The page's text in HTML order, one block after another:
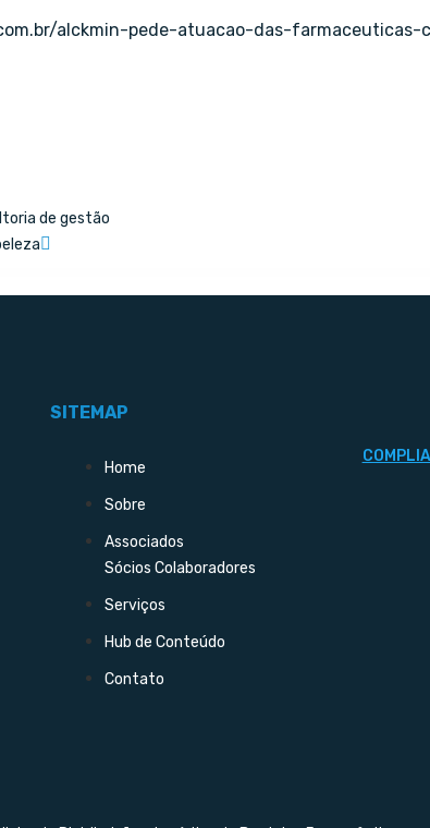
alckmin-pede-atuacao-das-farmaceuticas-
de gestão
SITEMAP
Home
Sobre
Associados
Sócios Colaboradores
Serviços
Hub de Conteúdo
Contato